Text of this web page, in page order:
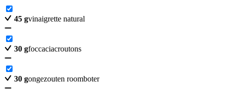
45 gvinaigrette natural
30 gfoccaciacroutons
30 gongezouten roomboter